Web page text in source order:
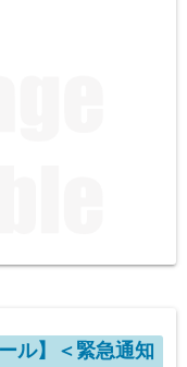
ル】＜緊急通知